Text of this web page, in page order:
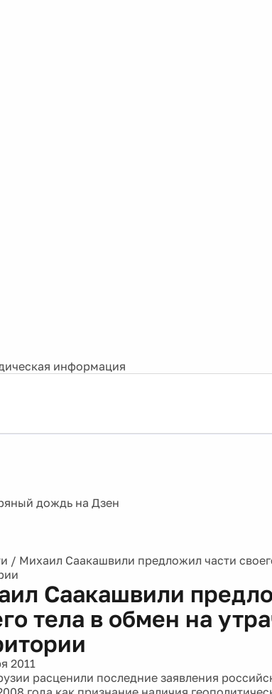
информация
/ Михаил Саакашвили предложил части
Саакашвили
тела в обмен на
2011
расценили последние заявления